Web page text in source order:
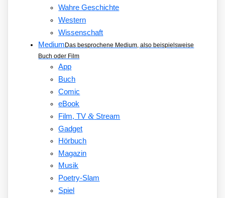
Wahre Geschichte
Western
Wissenschaft
Medium Das besprochene Medium, also beispielsweise
Buch oder Film
App
Buch
Comic
eBook
Film, TV&Stream
Gadget
Hörbuch
Magazin
Musik
Poetry-Slam
Spiel